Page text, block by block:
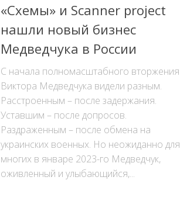
«Схемы» и Scanner project
нашли новый бизнес
Медведчука в России
С начала полномасштабного вторжения
Виктора Медведчука видели разным.
Расстроенным – после задержания.
Уставшим – после допросов.
Раздраженным – после обмена на
украинских военных. Но неожиданно для
многих в январе 2023-го Медведчук,
оживленный и улыбающийся,...